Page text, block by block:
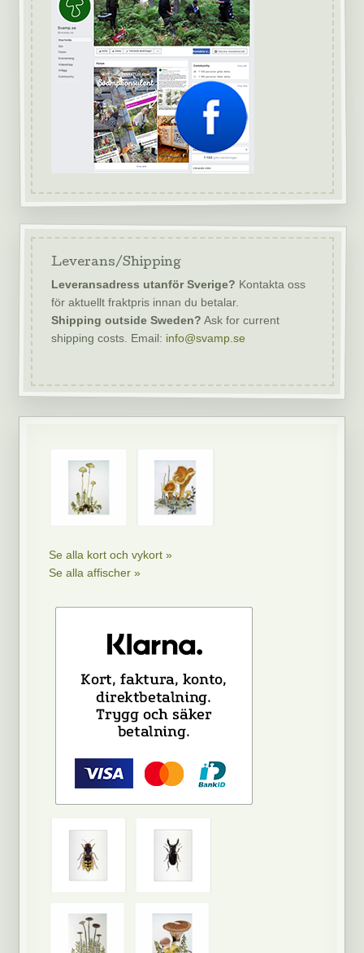
Leverans/Shipping
Leveransadress utanför Sverige? Kontakta oss
för aktuellt fraktpris innan du betalar.
Shipping outside Sweden? Ask for current
shipping costs. Email: info@svamp.se
Se alla kort och vykort »
Se alla affischer »